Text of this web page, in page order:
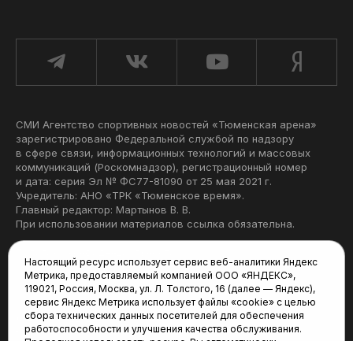
СМИ Агентство спортивных новостей «Тюменская арена»
зарегистрировано Федеральной службой по надзору
в сфере связи, информационных технологий и массовых
коммуникаций (Роскомнадзор), регистрационный номер
и дата: серия Эл № ФС77-81090 от 25 мая 2021 г.
Учредитель: АНО «ТРК «Тюменское время».
Главный редактор: Мартынов В. В.
При использовании материалов ссылка обязательна.
Редакция:
625035, Тюмень, пр. Геологоразведчиков, 28А
(3452) 68-22-28
tum-arena@mail.ru
Настоящий ресурс использует сервис веб-аналитики Яндекс
Метрика, предоставляемый компанией ООО «ЯНДЕКС»,
119021, Россия, Москва, ул. Л. Толстого, 16 (далее — Яндекс),
сервис Яндекс Метрика использует файлы «cookie» с целью
сбора технических данных посетителей для обеспечения
работоспособности и улучшения качества обслуживания.